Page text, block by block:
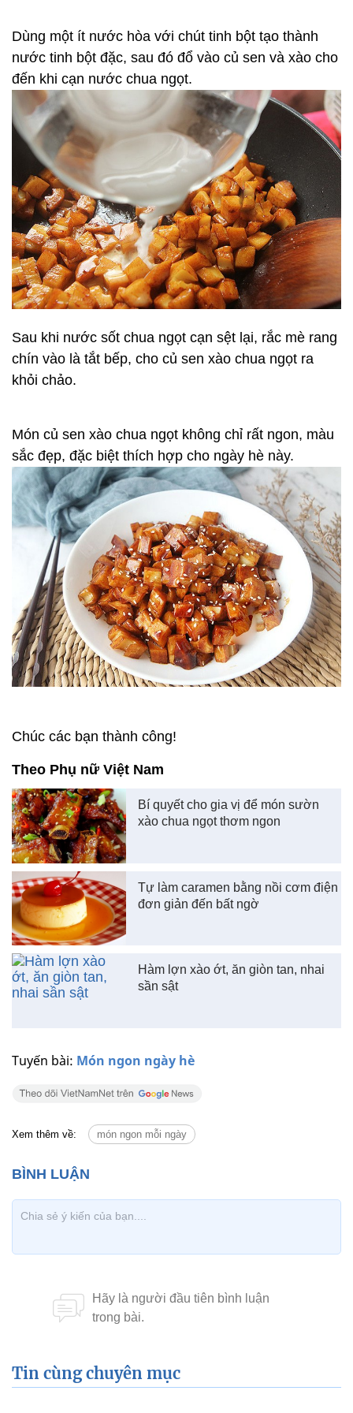
Tuyến bài: Món ngon ngày hè
Dùng một ít nước hòa với chút tinh bột tạo thành
nước tinh bột đặc, sau đó đổ vào củ sen và xào cho
đến khi cạn nước chua ngọt.
Sau khi nước sốt chua ngọt cạn sệt lại, rắc mè rang
chín vào là tắt bếp, cho củ sen xào chua ngọt ra
khỏi chảo.
Món củ sen xào chua ngọt không chỉ rất ngon, màu
sắc đẹp, đặc biệt thích hợp cho ngày hè này.
Chúc các bạn thành công!
Theo Phụ nữ Việt Nam
Bí quyết cho gia vị để món sườn
xào chua ngọt thơm ngon
Tự làm caramen bằng nồi cơm điện
đơn giản đến bất ngờ
Hàm lợn xào ớt, ăn giòn tan, nhai
sần sật
Xem thêm về: món ngon mỗi ngày
Tin cùng chuyên mục